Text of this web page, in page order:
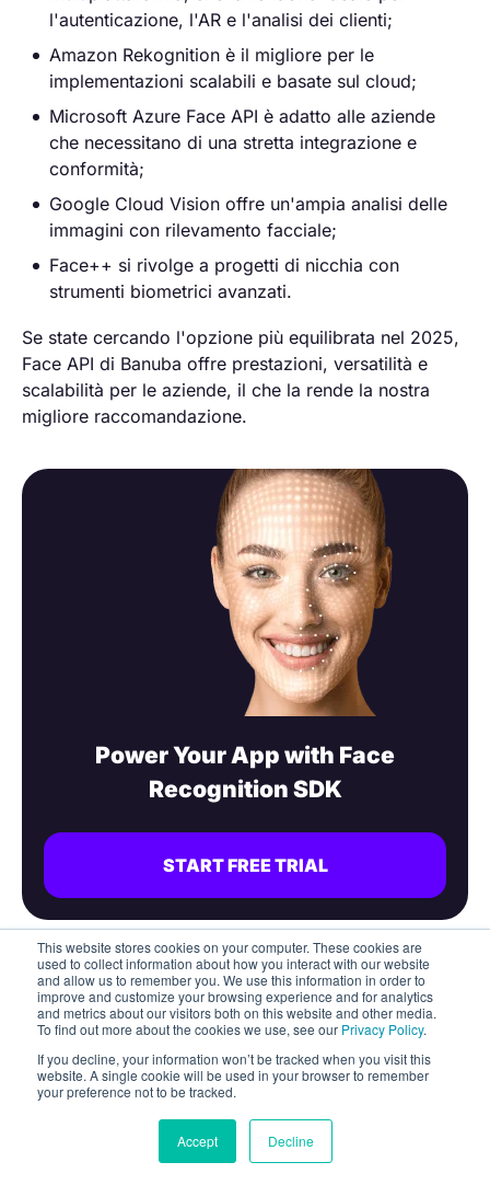
This website stores cookies on your computer. These cookies are
used to collect information about how you interact with our website
and allow us to remember you. We use this information in order to
improve and customize your browsing experience and for analytics
and metrics about our visitors both on this website and other media.
To find out more about the cookies we use, see our Privacy Policy.
If you decline, your information won’t be tracked when you visit this
website. A single cookie will be used in your browser to remember
your preference not to be tracked.
Accept Decline
l'autenticazione, l'AR e l'analisi dei clienti;
Amazon Rekognition è il migliore per le
implementazioni scalabili e basate sul cloud;
Microsoft Azure Face API è adatto alle aziende
che necessitano di una stretta integrazione e
conformità;
Google Cloud Vision offre un'ampia analisi delle
immagini con rilevamento facciale;
Face++ si rivolge a progetti di nicchia con
strumenti biometrici avanzati.
Se state cercando l'opzione più equilibrata nel 2025,
Face API di Banuba offre prestazioni, versatilità e
scalabilità per le aziende, il che la rende la nostra
migliore raccomandazione.
Power Your App with Face
Recognition SDK
START FREE TRIAL
Riferimenti
a.com/face-api
Banuba. (n.d.). SDK per il riconoscimento dei volti.
https://www.banuba.com/it/face-recognition-